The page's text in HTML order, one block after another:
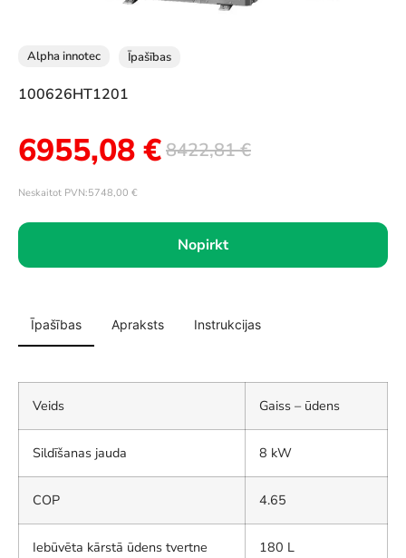
Alpha innotec Īpašības
100626HT1201
8422,81€
6955,08€
Neskaitot PVN:5748,00 €
Nopirkt
Īpašības Apraksts Instrukcijas
Veids Gaiss – ūdens
Sildīšanas jauda 8 kW
COP 4.65
Iebūvēta kārstā ūdens tvertne 180 L